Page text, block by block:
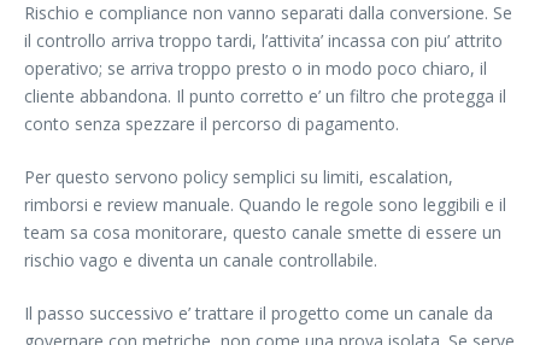
Rischio e compliance non vanno separati dalla conversione. Se
il controllo arriva troppo tardi, l’attivita’ incassa con piu’ attrito
operativo; se arriva troppo presto o in modo poco chiaro, il
cliente abbandona. Il punto corretto e’ un filtro che protegga il
conto senza spezzare il percorso di pagamento.
Per questo servono policy semplici su limiti, escalation,
rimborsi e review manuale. Quando le regole sono leggibili e il
team sa cosa monitorare, questo canale smette di essere un
rischio vago e diventa un canale controllabile.
Il passo successivo e’ trattare il progetto come un canale da